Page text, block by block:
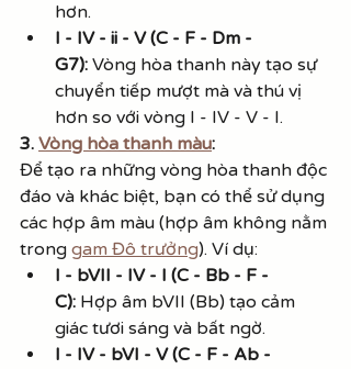
hơn.
I - IV - ii - V (C - F - Dm -
G7): Vòng hòa thanh này tạo sự
chuyển tiếp mượt mà và thú vị
hơn so với vòng I - IV - V - I.
3. Vòng hòa thanh màu:
Để tạo ra những vòng hòa thanh độc
đáo và khác biệt, bạn có thể sử dụng
các hợp âm màu (hợp âm không nằm
trong gam Đô trưởng). Ví dụ:
I - bVII - IV - I (C - Bb - F -
C): Hợp âm bVII (Bb) tạo cảm
giác tươi sáng và bất ngờ.
I - IV - bVI - V (C - F - Ab -